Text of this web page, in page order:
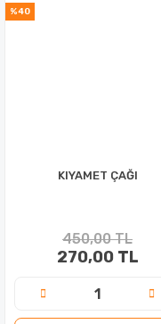
%40
KIYAMET ÇAĞI
450,00 TL
270,00 TL